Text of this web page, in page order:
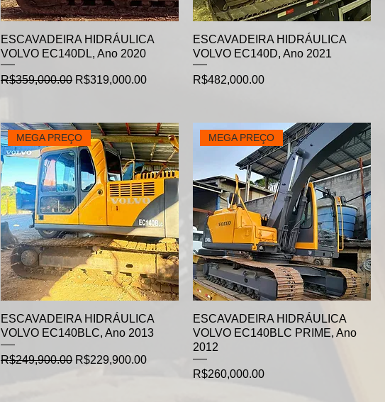
ESCAVADEIRA HIDRÁULICA
VOLVO EC140DL, Ano 2020
Regular Price
R$359,000.00 Sale Price
R$319,000.00
ESCAVADEIRA HIDRÁULICA
VOLVO EC140D, Ano 2021
Price
R$482,000.00
MEGA PREÇO
ESCAVADEIRA HIDRÁULICA
VOLVO EC140BLC, Ano 2013
Regular Price
R$249,900.00 Sale Price
R$229,900.00
MEGA PREÇO
ESCAVADEIRA HIDRÁULICA
VOLVO EC140BLC PRIME, Ano
2012
Price
R$260,000.00